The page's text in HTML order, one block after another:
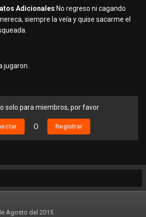
Adicionales:No regreso ni cagando
siempre la veía y quise sacarme el
jugaron.
solo para miembros, por favor
O Registrar
Agosto del 2015